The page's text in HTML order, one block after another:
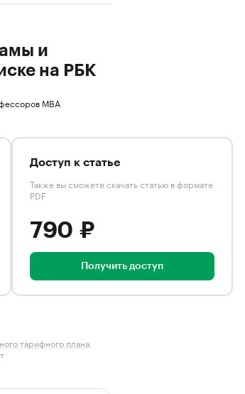
и
на РБК
MBA
Доступ к статье
Также вы сможете скачать статью в формате
PDF
790 ₽
Получить доступ
тарифного плана.